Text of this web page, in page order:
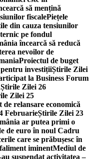
să mențină
fiscalePiețele
din cauza tensiunilor
pe fondul
încearcă să reducă
nevoilor de
Proiectul de buget
investițiiȘtirile Zilei
la Business Forum
Știrile Zilei 26
Zilei 25
relansare economică
FebruarieȘtirile Zilei 23
ar putea primi o
de euro în noul Cadru
care se prăbușesc în
iminentMediul de
suspendat activitatea –